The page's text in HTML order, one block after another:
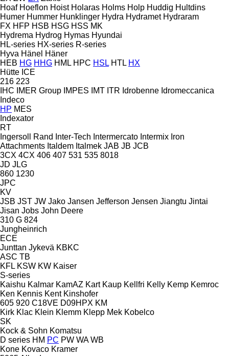
Hoaf Hoeflon Hoist Holaras Holms Holp Huddig Hultdins
Humer Hummer Hunklinger Hydra Hydramet Hydraram
FX HFP HSB HSG HSS MK
Hydrema Hydrog Hymas Hyundai
HL-series HX-series R-series
Hyva Hänel Häner
HEB HG HHG HML HPC HSL HTL HX
Hütte ICE
216 223
IHC
IMER Group IMPES IMT ITR Idrobenne Idromeccanica
Indeco
HP MES
Indexator
RT
Ingersoll Rand
Inter-Tech Intermercato Intermix Iron
Attachments Italdem Italmek JAB JB JCB
3CX 4CX 406 407 531 535 8018
JD JLG
860 1230
JPC
KV
JSB JST JW Jako Jansen Jefferson Jensen Jiangtu Jintai
Jisan Jobs John Deere
310 G 824
Jungheinrich
ECE
Junttan Jykevä KBKC
ASC TB
KFL KSW KW Kaiser
S-series
Kaishu Kalmar KamAZ Kart Kaup Kellfri Kelly Kemp Kemroc
Ken Kennis Kent Kinshofer
605 920 C18VE D09HPX KM
Kirk Klac Klein Klemm Klepp Mek Kobelco
SK
Kock & Sohn Komatsu
D series HM PC PW WA WB
Kone Kovaco Kramer